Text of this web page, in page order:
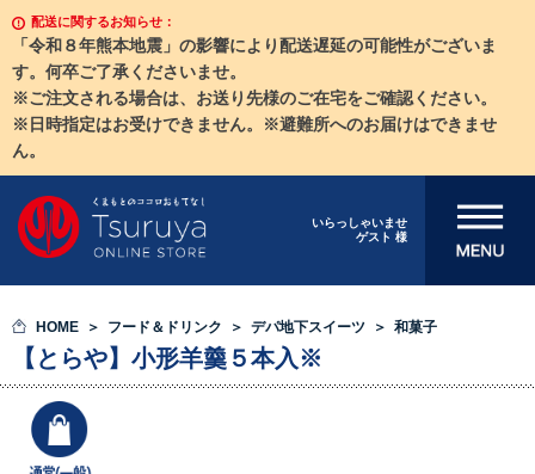
配送に関するお知らせ：
「令和８年熊本地震」の影響により配送遅延の可能性がございま
す。何卒ご了承くださいませ。
※ご注文される場合は、お送り先様のご在宅をご確認ください。
※日時指定はお受けできません。※避難所へのお届けはできませ
ん。
いらっしゃいませ
ゲスト 様
メニューを開
HOME フード＆ドリンク デパ地下スイーツ 和菓子
【とらや】小形羊羹５本入※